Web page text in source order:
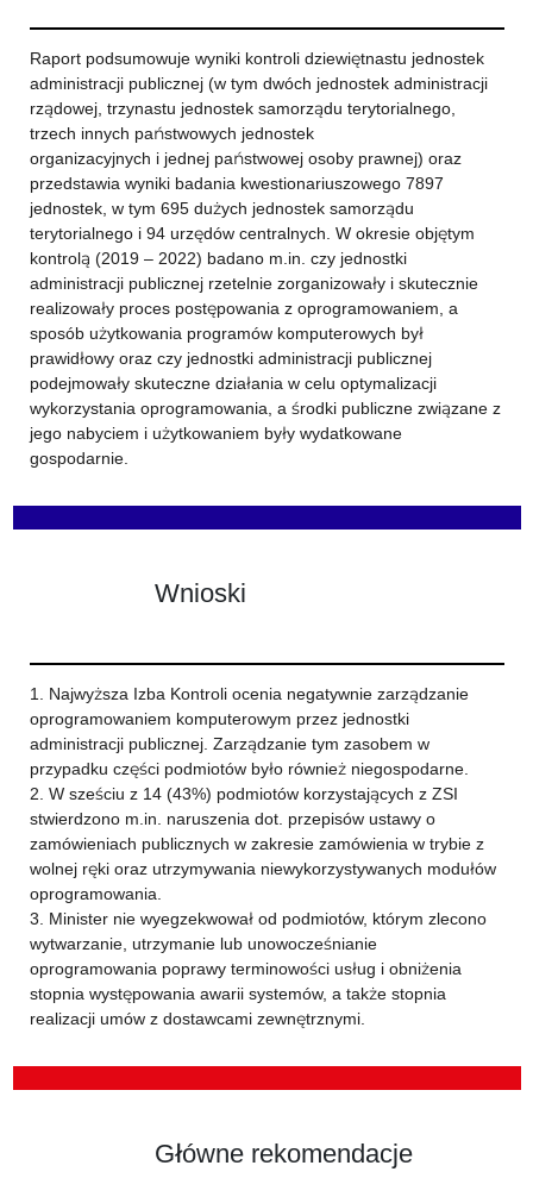
Raport podsumowuje wyniki kontroli dziewiętnastu jednostek
administracji publicznej (w tym dwóch jednostek administracji
rządowej, trzynastu jednostek samorządu terytorialnego,
trzech innych państwowych jednostek
organizacyjnych i jednej państwowej osoby prawnej) oraz
przedstawia wyniki badania kwestionariuszowego 7897
jednostek, w tym 695 dużych jednostek samorządu
terytorialnego i 94 urzędów centralnych. W okresie objętym
kontrolą (2019 – 2022) badano m.in. czy jednostki
administracji publicznej rzetelnie zorganizowały i skutecznie
realizowały proces postępowania z oprogramowaniem, a
sposób użytkowania programów komputerowych był
prawidłowy oraz czy jednostki administracji publicznej
podejmowały skuteczne działania w celu optymalizacji
wykorzystania oprogramowania, a środki publiczne związane z
jego nabyciem i użytkowaniem były wydatkowane
gospodarnie.
Wnioski
1. Najwyższa Izba Kontroli ocenia negatywnie zarządzanie
oprogramowaniem komputerowym przez jednostki
administracji publicznej. Zarządzanie tym zasobem w
przypadku części podmiotów było również niegospodarne.
2. W sześciu z 14 (43%) podmiotów korzystających z ZSI
stwierdzono m.in. naruszenia dot. przepisów ustawy o
zamówieniach publicznych w zakresie zamówienia w trybie z
wolnej ręki oraz utrzymywania niewykorzystywanych modułów
oprogramowania.
3. Minister nie wyegzekwował od podmiotów, którym zlecono
wytwarzanie, utrzymanie lub unowocześnianie
oprogramowania poprawy terminowości usług i obniżenia
stopnia występowania awarii systemów, a także stopnia
realizacji umów z dostawcami zewnętrznymi.
Główne rekomendacje